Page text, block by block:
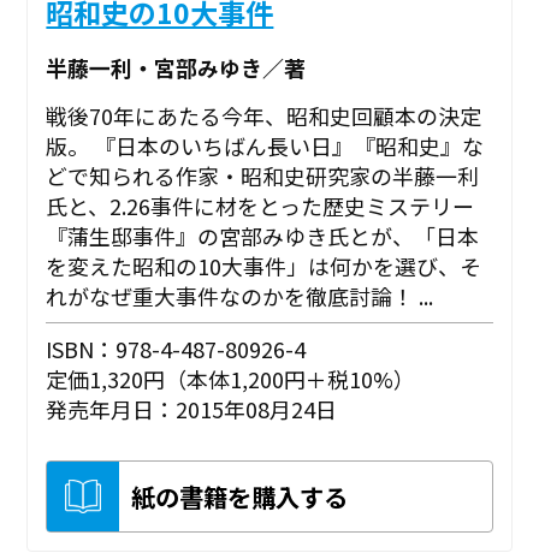
昭和史の10大事件
半藤一利・宮部みゆき／著
戦後70年にあたる今年、昭和史回顧本の決定
版。 『日本のいちばん長い日』『昭和史』な
どで知られる作家・昭和史研究家の半藤一利
氏と、2.26事件に材をとった歴史ミステリー
『蒲生邸事件』の宮部みゆき氏とが、「日本
を変えた昭和の10大事件」は何かを選び、そ
れがなぜ重大事件なのかを徹底討論！ ...
ISBN：978-4-487-80926-4
定価1,320円（本体1,200円＋税10%）
発売年月日：2015年08月24日
紙の書籍を購入する